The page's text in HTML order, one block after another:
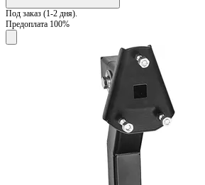
Под заказ (1-2 дня).
Предоплата 100%